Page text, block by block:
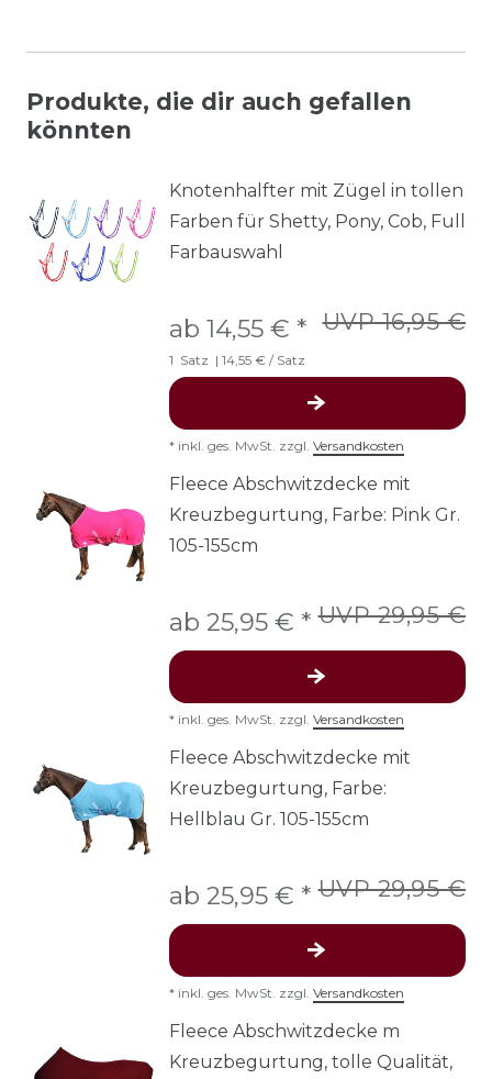
Produkte, die dir auch gefallen
könnten
Knotenhalfter mit Zügel in tollen
Farben für Shetty, Pony, Cob, Full
Farbauswahl
UVP 16,95 €
ab 14,55 € *
1 Satz | 14,55 € / Satz
* inkl. ges. MwSt. zzgl. Versandkosten
Fleece Abschwitzdecke mit
Kreuzbegurtung, Farbe: Pink Gr.
105-155cm
UVP 29,95 €
ab 25,95 € *
* inkl. ges. MwSt. zzgl. Versandkosten
Fleece Abschwitzdecke mit
Kreuzbegurtung, Farbe:
Hellblau Gr. 105-155cm
UVP 29,95 €
ab 25,95 € *
* inkl. ges. MwSt. zzgl. Versandkosten
Fleece Abschwitzdecke m
Kreuzbegurtung, tolle Qualität,